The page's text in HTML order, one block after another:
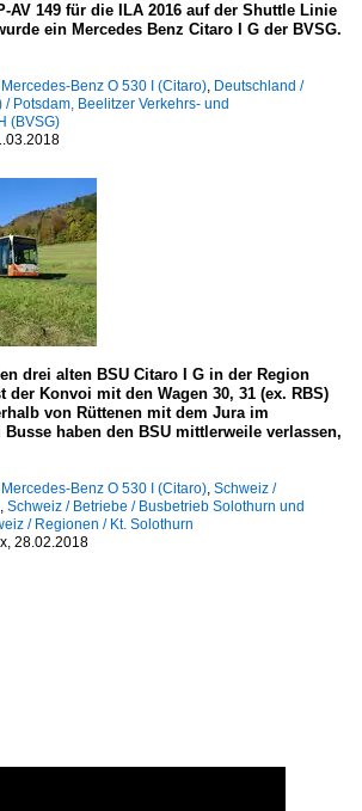
AV 149 für die ILA 2016 auf der Shuttle Linie
ein Mercedes Benz Citaro I G der BVSG.
Benz O 530 I (Citaro), Deutschland /
/ Potsdam, Beelitzer Verkehrs- und
(BVSG)
drei alten BSU Citaro I G in der Region
Konvoi mit den Wagen 30, 31 (ex. RBS)
von Rüttenen mit dem Jura im
haben den BSU mittlerweile verlassen,
Benz O 530 I (Citaro), Schweiz /
, Schweiz / Betriebe / Busbetrieb Solothurn und
/ Regionen / Kt. Solothurn
28.02.2018